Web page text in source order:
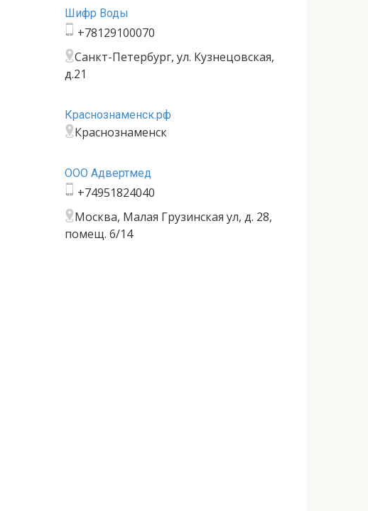
Шифр Воды
+78129100070
Санкт-Петербург, ул. Кузнецовская,
д.21
Краснознаменск.рф
Краснознаменск
ООО Адвертмед
+74951824040
Москва, Малая Грузинская ул, д. 28,
помещ. 6/14